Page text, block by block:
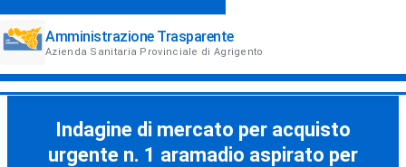
Amministrazione Trasparente
Azienda Sanitaria Provinciale di Agrigento
Indagine di mercato per acquisto
urgente n. 1 aramadio aspirato per